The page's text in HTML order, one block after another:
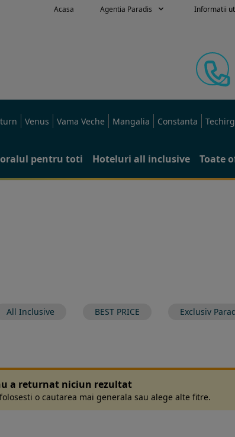
Acasa Agentia Paradis Informatii
Venus Vama Veche Mangalia Constanta
pentru toti Hoteluri all inclusive Toate
All Inclusive BEST PRICE Exclusiv
a returnat niciun rezultat
o cautarea mai generala sau alege alte fitre.